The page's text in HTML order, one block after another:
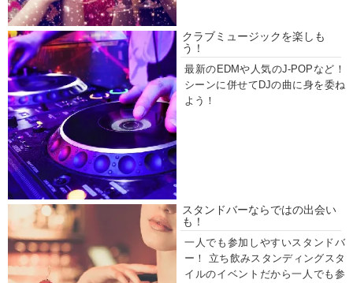
クラブミュージックを楽しも
う！
最新のEDMや人気のJ-POPなど！
シーンに併せてDJの曲に身を委ね
よう！
スタンドバーならではの出会い
も！
一人でも参加しやすいスタンドバ
ー！ 立ち飲みスタンディングスタ
イルのイベントだから一人でも参